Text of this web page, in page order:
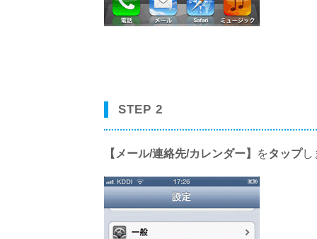
STEP 2
【メール/連絡先/カレンダー】 を タップし